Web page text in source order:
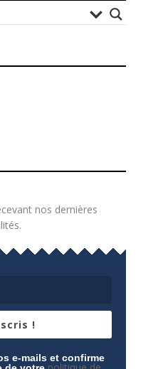
nos dernières
!
e-mails et confirme